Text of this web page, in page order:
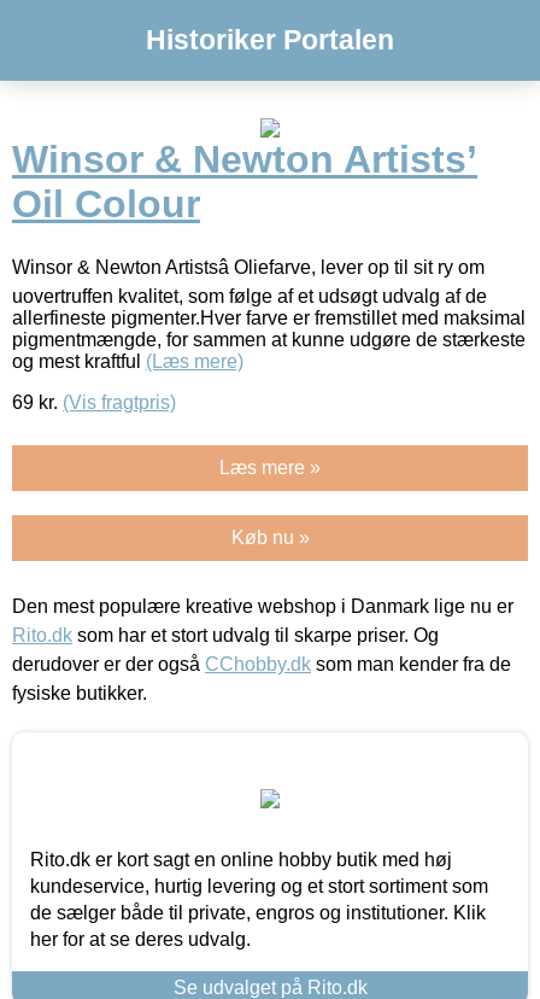
Historiker Portalen
Winsor & Newton Artists’
Oil Colour
Winsor & Newton Artistsâ Oliefarve, lever op til sit ry om
uovertruffen kvalitet, som følge af et udsøgt udvalg af de
allerfineste pigmenter.Hver farve er fremstillet med maksimal
pigmentmængde, for sammen at kunne udgøre de stærkeste
og mest kraftful (Læs mere)
69 kr. (Vis fragtpris)
Læs mere »
Køb nu »
Den mest populære kreative webshop i Danmark lige nu er
Rito.dk som har et stort udvalg til skarpe priser. Og
derudover er der også CChobby.dk som man kender fra de
fysiske butikker.
Rito.dk er kort sagt en online hobby butik med høj
kundeservice, hurtig levering og et stort sortiment som
de sælger både til private, engros og institutioner. Klik
her for at se deres udvalg.
Se udvalget på Rito.dk